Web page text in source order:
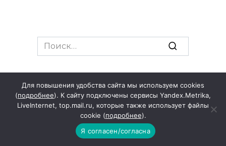
Search
for:
РЕГИОН
Для повышения удобства сайта мы используем cookies
(подробнее). К сайту подключены сервисы Yandex.Metrika,
LiveInternet, top.mail.ru, которые также использует файлы
cookie (подробнее).
Я согласен/согласна